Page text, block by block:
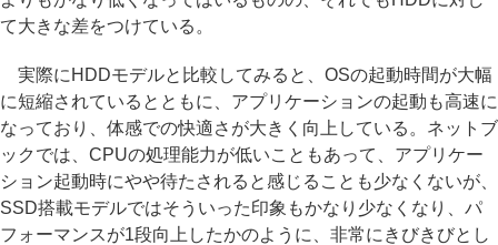
て大きな差をつけている。
実際にHDDモデルと比較してみると、OSの起動時間が大幅
に短縮されているとともに、アプリケーションの起動も高速に
なっており、体感での快適さが大きく向上している。ネットブ
ックでは、CPUの処理能力が低いこともあって、アプリケー
ション起動時にやや待たされると感じることも少なくないが、
SSD搭載モデルではそういった印象もかなり少なくなり、パ
フォーマンスが1段向上したかのように、非常にきびきびとし